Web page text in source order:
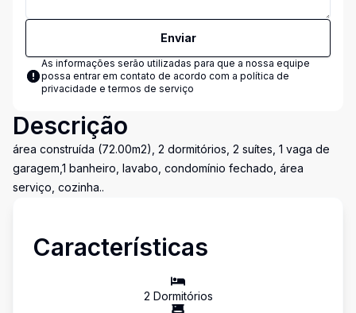
Enviar
As informações serão utilizadas para que a nossa equipe
possa entrar em contato de acordo com a política de
privacidade e termos de serviço
Descrição
área construída (72.00m2), 2 dormitórios, 2 suítes, 1 vaga de
garagem,1 banheiro, lavabo, condomínio fechado, área
serviço, cozinha..
Características
2 Dormitórios